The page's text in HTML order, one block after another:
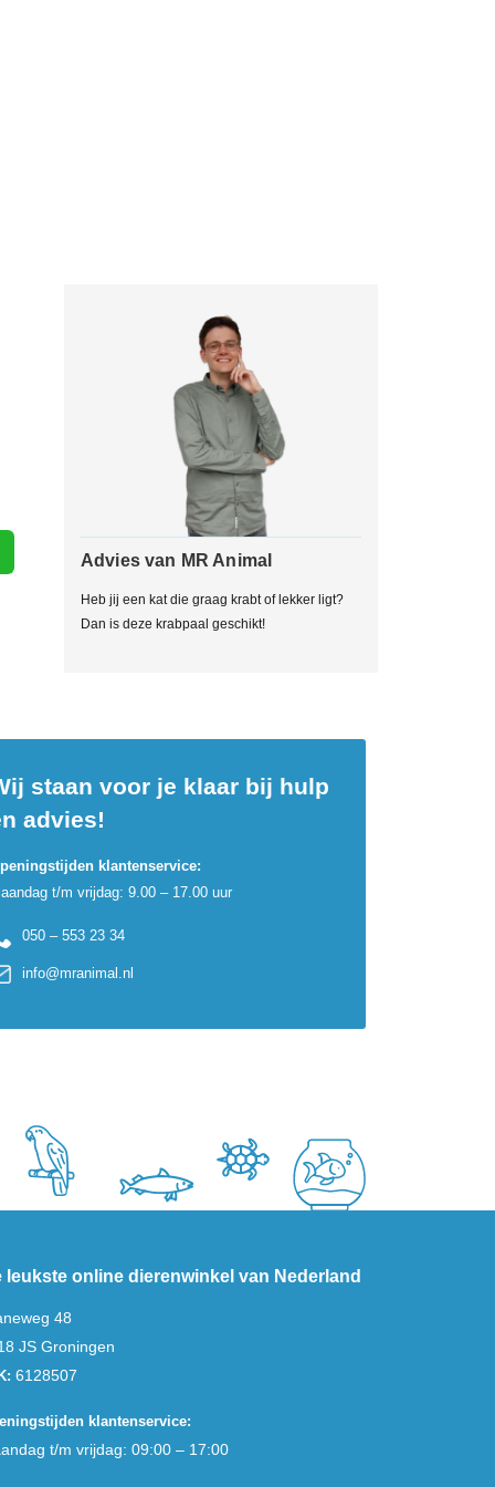
Advies van MR Animal
Heb jij een kat die graag krabt of lekker ligt?
Dan is deze krabpaal geschikt!
staan voor je klaar bij hulp
advies!
klantenservice:
t/m vrijdag: 9.00 – 17.00 uur
050 – 553 23 34
info@mranimal.nl
leukste online dierenwinkel van Nederland
48
JS Groningen
6128507
klantenservice:
t/m vrijdag: 09:00 – 17:00